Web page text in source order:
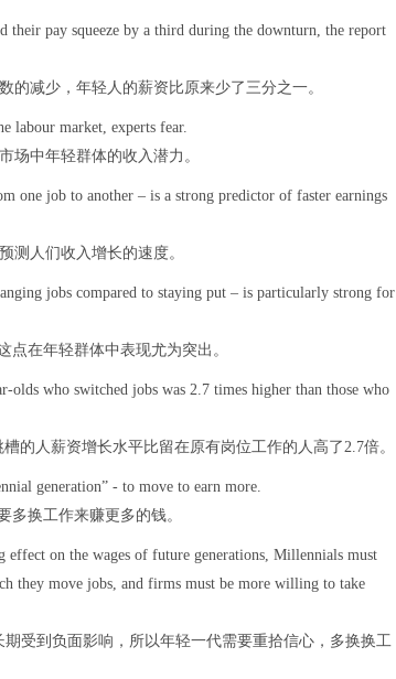
their pay squeeze by a third during the downturn, the report
的减少，年轻人的薪资比原来少了三分之一。
labour market, experts fear.
场中年轻群体的收入潜力。
one job to another – is a strong predictor of faster earnings
测人们收入增长的速度。
jobs compared to staying put – is particularly strong for
点在年轻群体中表现尤为突出。
olds who switched jobs was 2.7 times higher than those who
的人薪资增长水平比留在原有岗位工作的人高了2.7倍。
generation” - to move to earn more.
多换工作来赚更多的钱。
effect on the wages of future generations, Millennials must
they move jobs, and firms must be more willing to take
受到负面影响，所以年轻一代需要重拾信心，多换换工